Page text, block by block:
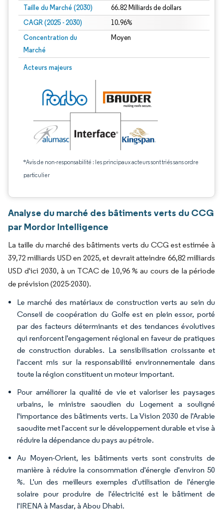
Taille du Marché (2030) 66.82 Milliards de dollars
CAGR (2025 - 2030) 10.96%
Concentration du
Marché
Moyen
Acteurs majeurs
*Avis de non-responsabilité : les principaux acteurs sont triés sans ordre
particulier
Analyse du marché des bâtiments verts du CCG
par Mordor Intelligence
La taille du marché des bâtiments verts du CCG est estimée à
39,72 milliards USD en 2025, et devrait atteindre 66,82 milliards
USD d'ici 2030, à un TCAC de 10,96 % au cours de la période
de prévision (2025-2030).
Le marché des matériaux de construction verts au sein du
Conseil de coopération du Golfe est en plein essor, porté
par des facteurs déterminants et des tendances évolutives
qui renforcent l'engagement régional en faveur de pratiques
de construction durables. La sensibilisation croissante et
l'accent mis sur la responsabilité environnementale dans
toute la région constituent un moteur important.
Pour améliorer la qualité de vie et valoriser les paysages
urbains, le ministre saoudien du Logement a souligné
l'importance des bâtiments verts. La Vision 2030 de l'Arabie
saoudite met l'accent sur le développement durable et vise à
réduire la dépendance du pays au pétrole.
Au Moyen-Orient, les bâtiments verts sont construits de
manière à réduire la consommation d'énergie d'environ 50
%. L'un des meilleurs exemples d'utilisation de l'énergie
solaire pour produire de l'électricité est le bâtiment de
l'IRENA à Masdar, à Abou Dhabi.